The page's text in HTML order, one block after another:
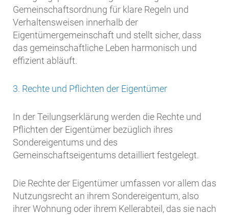
Gemeinschaftsordnung für klare Regeln und
Verhaltensweisen innerhalb der
Eigentümergemeinschaft und stellt sicher, dass
das gemeinschaftliche Leben harmonisch und
effizient abläuft.
3. Rechte und Pflichten der Eigentümer
In der Teilungserklärung werden die Rechte und
Pflichten der Eigentümer bezüglich ihres
Sondereigentums und des
Gemeinschaftseigentums detailliert festgelegt.
Die Rechte der Eigentümer umfassen vor allem das
Nutzungsrecht an ihrem Sondereigentum, also
ihrer Wohnung oder ihrem Kellerabteil, das sie nach